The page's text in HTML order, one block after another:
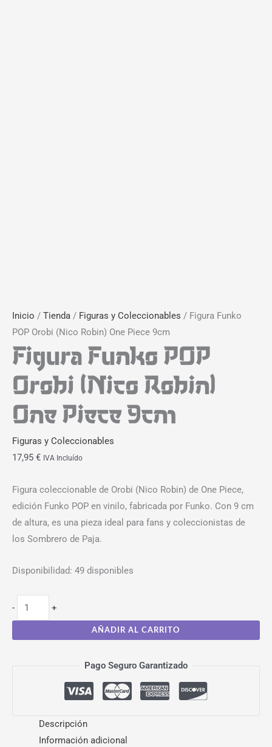
Inicio / Tienda / Figuras y Coleccionables / Figura Funko
POP Orobi (Nico Robin) One Piece 9cm
Figura Funko POP
Orobi (Nico Robin)
One Piece 9cm
Figuras y Coleccionables
17,95 € IVA Incluído
Figura coleccionable de Orobi (Nico Robin) de One Piece,
edición Funko POP en vinilo, fabricada por Funko. Con 9 cm
de altura, es una pieza ideal para fans y coleccionistas de
los Sombrero de Paja.
Disponibilidad: 49 disponibles
- +
AÑADIR AL CARRITO
Pago Seguro Garantizado
Descripción
Información adicional